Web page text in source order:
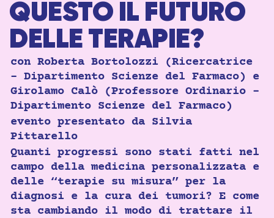
QUESTO IL FUTURO
DELLE TERAPIE?
con Roberta Bortolozzi (Ricercatrice
– Dipartimento Scienze del Farmaco) e
Girolamo Calò (Professore Ordinario –
Dipartimento Scienze del Farmaco)
evento presentato da Silvia
Pittarello
Quanti progressi sono stati fatti nel
campo della medicina personalizzata e
delle “terapie su misura” per la
diagnosi e la cura dei tumori? E come
sta cambiando il modo di trattare il